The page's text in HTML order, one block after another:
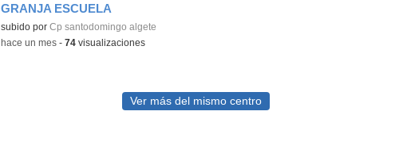
GRANJA ESCUELA
subido por Cp santodomingo algete
-hace un mes- 74visualizaciones
Ver más del mismo centro